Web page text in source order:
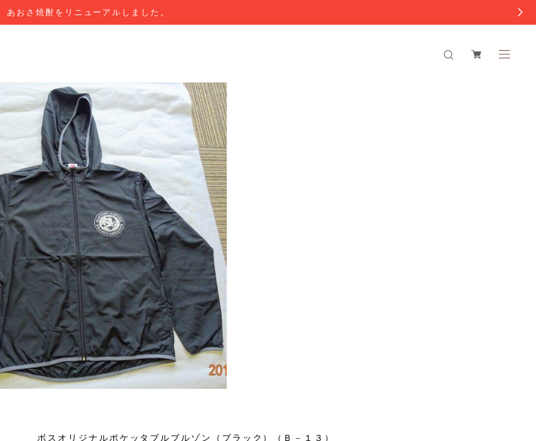
あおさ焼酎をリニューアルしました。
ボスオリジナルポケッタブルブルゾン（ブラック）（Ｂ－１３）